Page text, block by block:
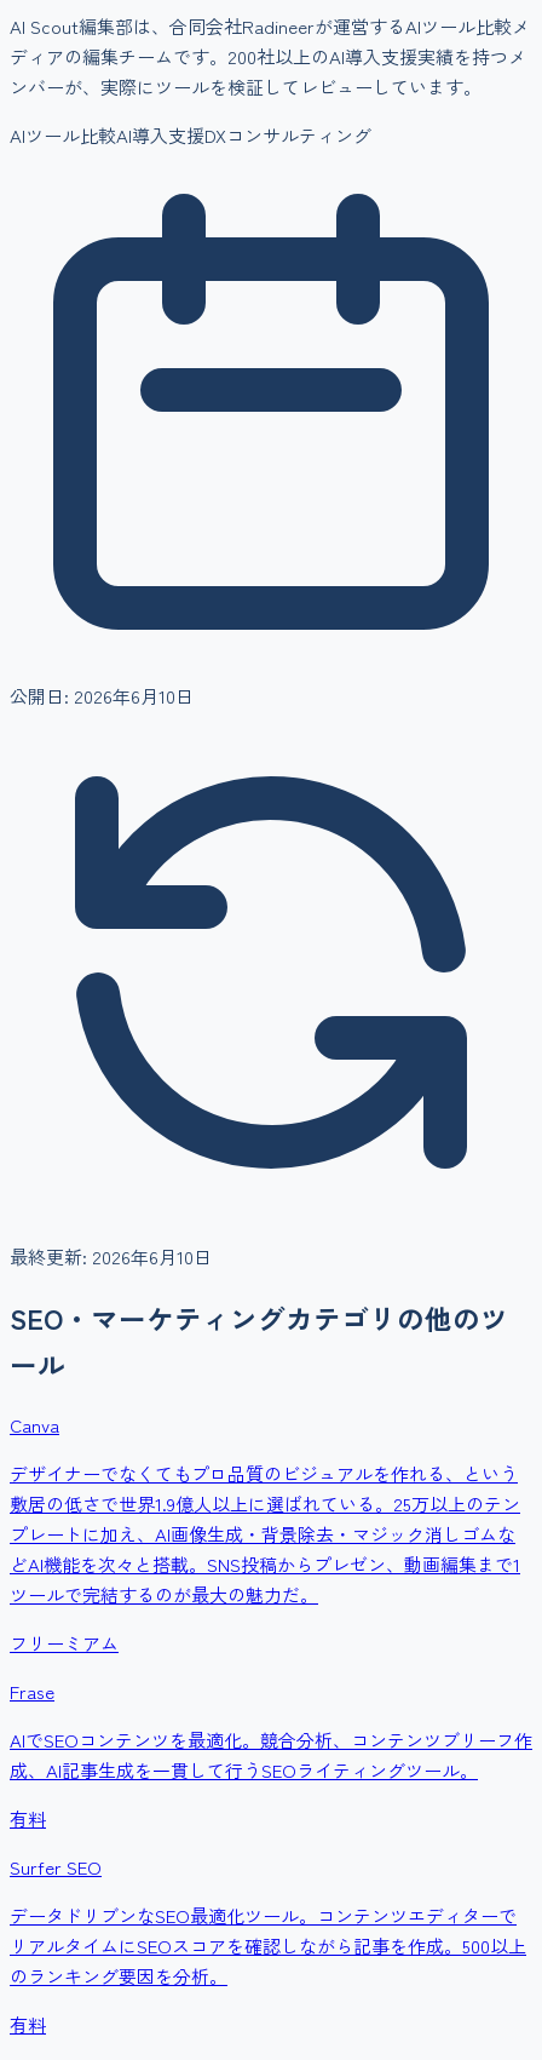
AI Scout編集部は、合同会社Radineerが運営するAIツール比較メ
ディアの編集チームです。200社以上のAI導入支援実績を持つメ
ンバーが、実際にツールを検証してレビューしています。
AIツール比較AI導入支援DXコンサルティング
公開日: 2026年6月10日
最終更新: 2026年6月10日
SEO・マーケティングカテゴリの他のツ
ール
Canva
デザイナーでなくてもプロ品質のビジュアルを作れる、という
敷居の低さで世界1.9億人以上に選ばれている。25万以上のテン
プレートに加え、AI画像生成・背景除去・マジック消しゴムな
どAI機能を次々と搭載。SNS投稿からプレゼン、動画編集まで1
ツールで完結するのが最大の魅力だ。
フリーミアム
Frase
AIでSEOコンテンツを最適化。競合分析、コンテンツブリーフ作
成、AI記事生成を一貫して行うSEOライティングツール。
有料
Surfer SEO
データドリブンなSEO最適化ツール。コンテンツエディターで
リアルタイムにSEOスコアを確認しながら記事を作成。500以上
のランキング要因を分析。
有料